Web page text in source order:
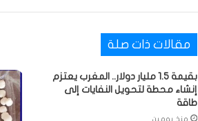
مقالات ذات صلة
بقيمة 1.5 مليار دولار.. المغرب يعتزم
إنشاء محطة لتحويل النفايات إلى
طاقة
منذ يومين